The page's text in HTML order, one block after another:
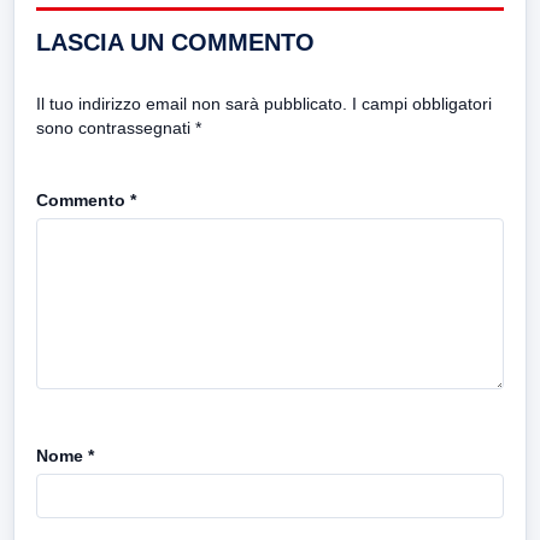
LASCIA UN COMMENTO
Il tuo indirizzo email non sarà pubblicato. I campi obbligatori
sono contrassegnati *
Commento *
Nome *